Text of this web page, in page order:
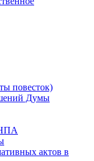
повесток)
Думы
НПА
актов в